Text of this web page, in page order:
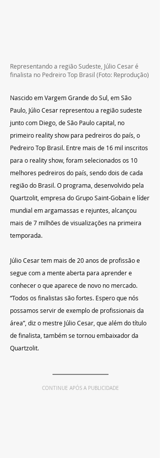
Representando a região Sudeste, Júlio Cesar é
finalista no Pedreiro Top Brasil (Foto: Reprodução)
Nascido em Vargem Grande do Sul, em São
Paulo, Júlio Cesar representou a região sudeste
junto com Diego, de São Paulo capital, no
primeiro reality show para pedreiros do país, o
Pedreiro Top Brasil. Entre mais de 16 mil inscritos
para o reality show, foram selecionados os 10
melhores pedreiros do país, sendo dois de cada
região do Brasil. O programa, desenvolvido pela
Quartzolit, empresa do Grupo Saint-Gobain e líder
mundial em argamassas e rejuntes, alcançou
mais de 7 milhões de visualizações na primeira
temporada.
Júlio Cesar tem mais de 20 anos de profissão e
segue com a mente aberta para aprender e
conhecer o que aparece de novo no mercado.
“Todos os finalistas são fortes. Espero que nós
possamos servir de exemplo de profissionais da
área”, diz o mestre Júlio Cesar, que além do título
de finalista, também se tornou embaixador da
Quartzolit.
CONTINUE APÓS A PUBLICIDADE